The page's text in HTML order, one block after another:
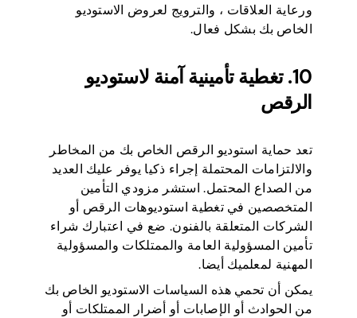
ورعاية العلاقات ، والترويج لعروض الاستوديو
الخاص بك بشكل فعال.
10. تغطية تأمينية آمنة لاستوديو
الرقص
تعد حماية استوديو الرقص الخاص بك من المخاطر
والالتزامات المحتملة إجراء ذكيا يوفر عليك العديد
من الصداع المحتمل. استشر مزودي التأمين
المتخصصين في تغطية استوديوهات الرقص أو
الشركات المتعلقة بالفنون. ضع في اعتبارك شراء
تأمين المسؤولية العامة والممتلكات والمسؤولية
المهنية لمعلميك أيضا.
يمكن أن تحمي هذه السياسات الاستوديو الخاص بك
من الحوادث أو الإصابات أو أضرار الممتلكات أو